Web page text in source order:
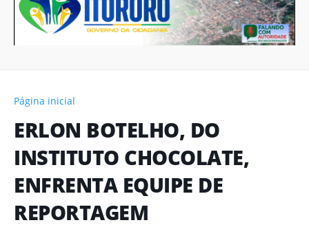
Página inicial
ERLON BOTELHO, DO
INSTITUTO CHOCOLATE,
ENFRENTA EQUIPE DE
REPORTAGEM